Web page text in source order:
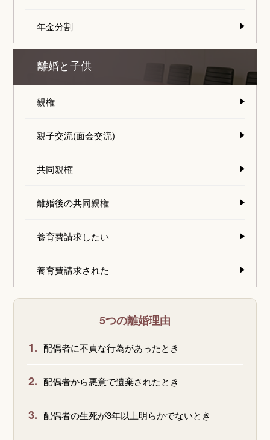
年金分割
離婚と子供
親権
親子交流(面会交流)
共同親権
離婚後の共同親権
養育費請求したい
養育費請求された
5つの離婚理由
1. 配偶者に不貞な行為があったとき
2. 配偶者から悪意で遺棄されたとき
3. 配偶者の生死が3年以上明らかでないとき